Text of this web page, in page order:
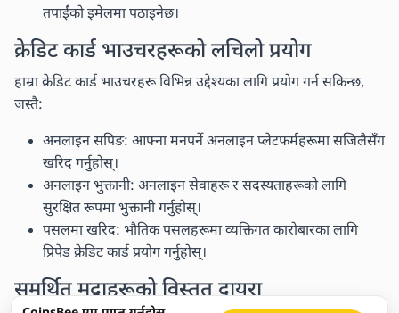
तपाईंको इमेलमा पठाइनेछ।
क्रेडिट कार्ड भाउचरहरूको लचिलो प्रयोग
हाम्रा क्रेडिट कार्ड भाउचरहरू विभिन्न उद्देश्यका लागि प्रयोग गर्न सकिन्छ,
जस्तै:
अनलाइन सपिङ: आफ्ना मनपर्ने अनलाइन प्लेटफर्महरूमा सजिलैसँग
खरिद गर्नुहोस्।
अनलाइन भुक्तानी: अनलाइन सेवाहरू र सदस्यताहरूको लागि
सुरक्षित रूपमा भुक्तानी गर्नुहोस्।
पसलमा खरिद: भौतिक पसलहरूमा व्यक्तिगत कारोबारका लागि
प्रिपेड क्रेडिट कार्ड प्रयोग गर्नुहोस्।
समर्थित मुद्राहरूको विस्तृत दायरा